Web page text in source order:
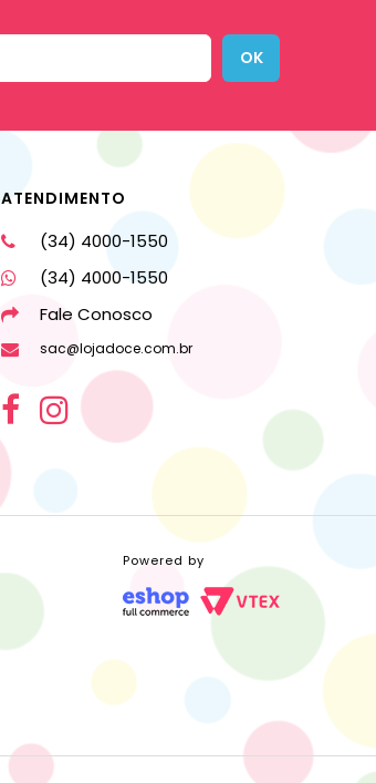
OK
ATENDIMENTO
(34) 4000-1550
(34) 4000-1550
Fale Conosco
sac@lojadoce.com.br
Powered by